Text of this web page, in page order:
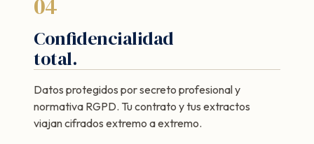
Confidencialidad
total.
Datos protegidos por secreto profesional y
normativa RGPD. Tu contrato y tus extractos
viajan cifrados extremo a extremo.